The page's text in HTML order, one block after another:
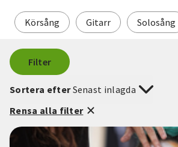
Körsång Gitarr Solosång
Filter
Sortera efterSenast inlagda
Rensa alla filter